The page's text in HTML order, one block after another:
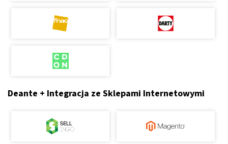
Deante + Integracja ze Sklepami Internetowymi